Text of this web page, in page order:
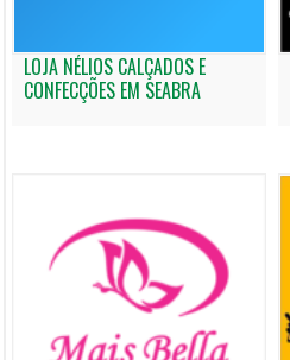
LOJA NÉLIOS CALÇADOS E
CONFECÇÕES EM SEABRA